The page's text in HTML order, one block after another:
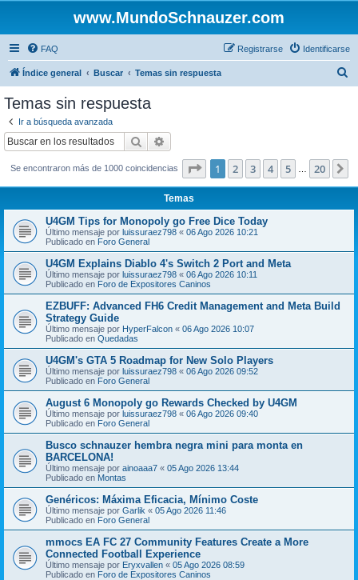
www.MundoSchnauzer.com
FAQ Identificarse
Registrarse
Índice general Buscar Temas sin respuesta
Temas sin respuesta
Ir a búsqueda avanzada
Buscar
Se encontraron más de 1000 coincidencias Página de 20
1 2 3 4 5 20
Temas
U4GM Tips for Monopoly go Free Dice Today
Último mensaje por luissuraez798 « 06 Ago 2026 10:21
Publicado en Foro General
U4GM Explains Diablo 4's Switch 2 Port and Meta
Último mensaje por luissuraez798 « 06 Ago 2026 10:11
Publicado en Foro de Expositores Caninos
EZBUFF: Advanced FH6 Credit Management and Meta Build
Strategy Guide
Último mensaje por HyperFalcon « 06 Ago 2026 10:07
Publicado en Quedadas
U4GM's GTA 5 Roadmap for New Solo Players
Último mensaje por luissuraez798 « 06 Ago 2026 09:52
Publicado en Foro General
August 6 Monopoly go Rewards Checked by U4GM
Último mensaje por luissuraez798 « 06 Ago 2026 09:40
Publicado en Foro General
Busco schnauzer hembra negra mini para monta en
BARCELONA!
Último mensaje por ainoaaa7 « 05 Ago 2026 13:44
Publicado en Montas
Genéricos: Máxima Eficacia, Mínimo Coste
Último mensaje por Garlik « 05 Ago 2026 11:46
Publicado en Foro General
mmocs EA FC 27 Community Features Create a More
Connected Football Experience
Último mensaje por Eryxvallen « 05 Ago 2026 08:59
Publicado en Foro de Expositores Caninos